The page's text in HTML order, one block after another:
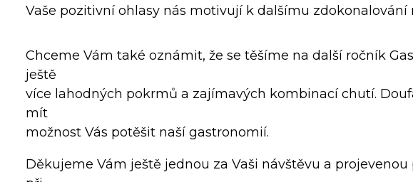
Vaše pozitivní ohlasy nás motivují k dalšímu zdokonalování
Chceme Vám také oznámit, že se těšíme na další ročník
ještě
více lahodných pokrmů a zajímavých kombinací chutí.
mít
možnost Vás potěšit naší gastronomií.
Děkujeme Vám ještě jednou za Vaši návštěvu a